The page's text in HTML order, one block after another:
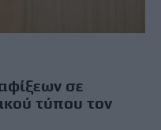
σε
τύπου τον